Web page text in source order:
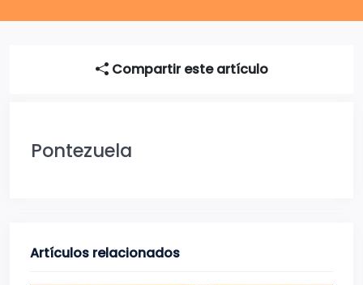
Compartir este artículo
Pontezuela
Artículos relacionados